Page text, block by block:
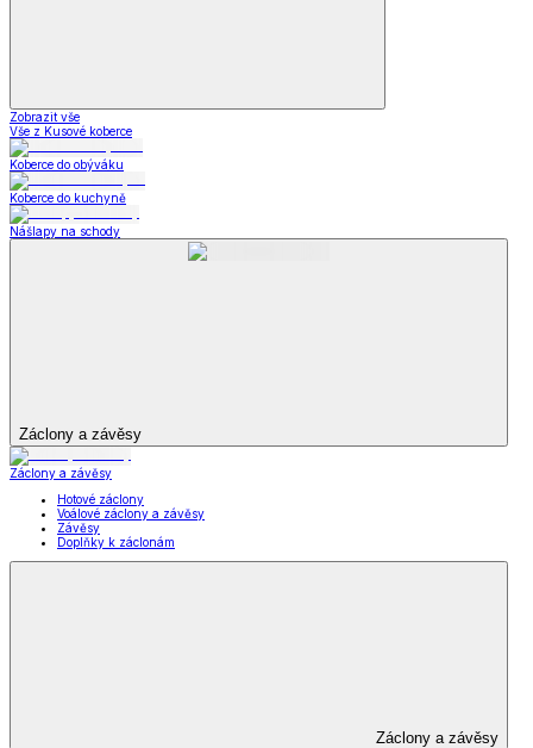
Zobrazit vše
Vše z Kusové koberce
Koberce do obýváku
Koberce do kuchyně
Nášlapy na schody
Záclony a závěsy
Záclony a závěsy
Hotové záclony
Voálové záclony a závěsy
Závěsy
Doplňky k záclonám
Záclony a závěsy